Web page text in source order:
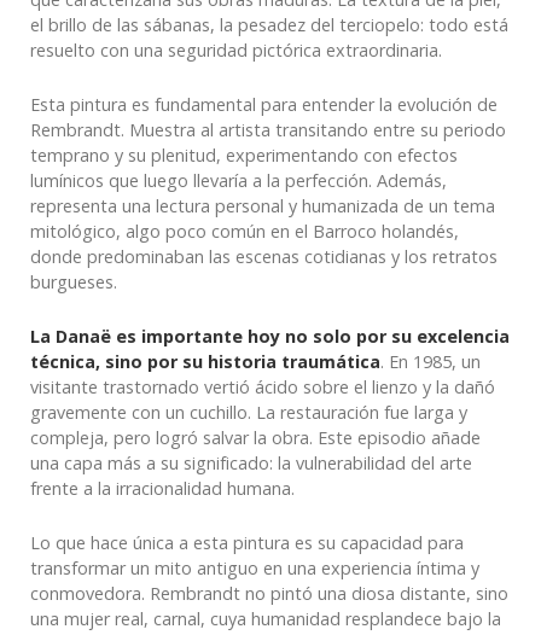
el brillo de las sábanas, la pesadez del terciopelo: todo está
resuelto con una seguridad pictórica extraordinaria.
Esta pintura es fundamental para entender la evolución de
Rembrandt. Muestra al artista transitando entre su periodo
temprano y su plenitud, experimentando con efectos
lumínicos que luego llevaría a la perfección. Además,
representa una lectura personal y humanizada de un tema
mitológico, algo poco común en el Barroco holandés,
donde predominaban las escenas cotidianas y los retratos
burgueses.
La Danaë es importante hoy no solo por su excelencia
técnica, sino por su historia traumática. En 1985, un
visitante trastornado vertió ácido sobre el lienzo y la dañó
gravemente con un cuchillo. La restauración fue larga y
compleja, pero logró salvar la obra. Este episodio añade
una capa más a su significado: la vulnerabilidad del arte
frente a la irracionalidad humana.
Lo que hace única a esta pintura es su capacidad para
transformar un mito antiguo en una experiencia íntima y
conmovedora. Rembrandt no pintó una diosa distante, sino
una mujer real, carnal, cuya humanidad resplandece bajo la